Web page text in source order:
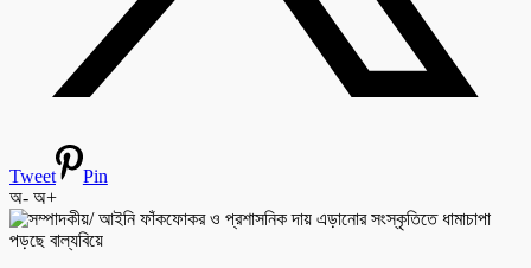
Tweet
Pin
অ- অ+